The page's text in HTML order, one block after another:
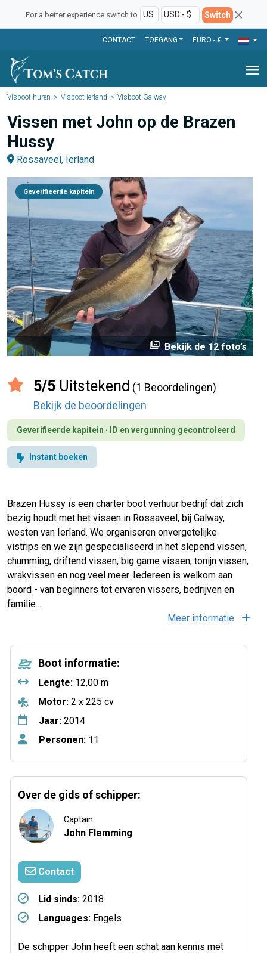
For a better experience switch to Switch
CONTACT TOEGANG EURO - €
menu
Visboot huren Visboot Ierland Visboot Galway
Vissen met John op de Brazen
Hussy
Rossaveel, Ierland
Geverifieerde kapitein
perm_media Bekijk de 12 foto’s
5/5 Uitstekend (1 Beoordelingen)
Bekijk de beoordelingen
Geverifieerde kapitein · ID en vergunning gecontroleerd
Instant boeken
Brazen Hussy is een charter boot verhuur bedrijf dat zich
bezig houdt met het vissen in Rossaveel, bij Galway,
westen van Ierland. We organiseren onvergetelijke
vistrips en we zijn gespecialiseerd in het slepend vissen,
chumming, driftend vissen, big game vissen, tonijn vissen,
wrakvissen en nog veel meer. Iedereen is welkom aan
boord - van beginners tot ervaren vissers, bedrijven en
familie...
Meer informatie
Boot informatie:
Lengte: 12,00 m
Motor: 2 x 225 cv
Jaar: 2014
Personen: 11
Over de gids of schipper:
Captain
John Flemming
Contact
Lid sinds: 2018
Languages: Engels
De schipper John heeft een schat aan kennis met